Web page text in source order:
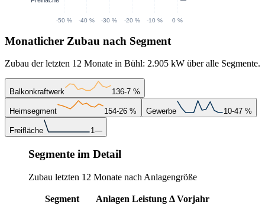
Monatlicher Zubau nach Segment
Zubau der letzten 12 Monate in Bühl: 2.905 kW über alle Segmente.
Balkonkraftwerk 136-7 %
Heimsegment 154-26 % Gewerbe 10-47 %
Freifläche 1—
Segmente im Detail
Zubau letzten 12 Monate nach Anlagengröße
Segment Anlagen Leistung Δ Vorjahr